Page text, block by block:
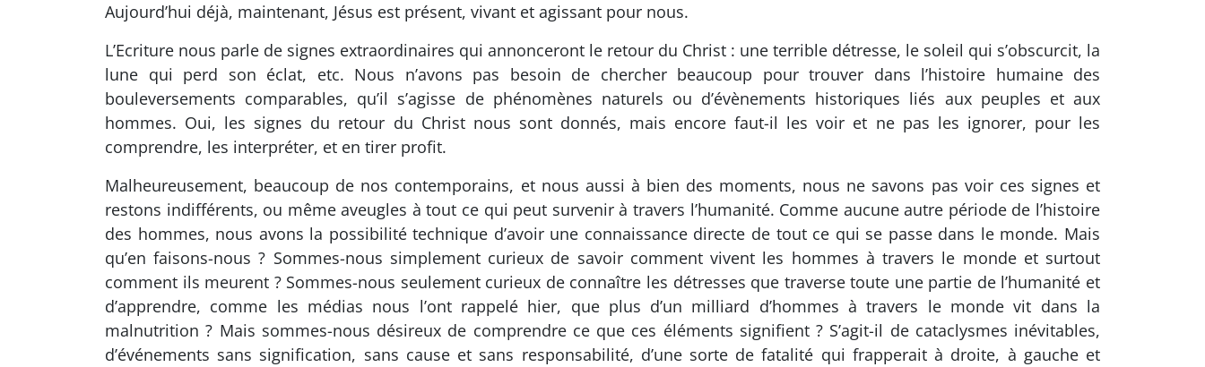
Aujourd’hui déjà, maintenant, Jésus est présent, vivant et agissant pour nous.
L’Ecriture nous parle de signes extraordinaires qui annonceront le retour du Christ : une terrible détresse, le soleil qui s’obscurcit, la
lune qui perd son éclat, etc. Nous n’avons pas besoin de chercher beaucoup pour trouver dans l’histoire humaine des
bouleversements comparables, qu’il s’agisse de phénomènes naturels ou d’évènements historiques liés aux peuples et aux
hommes. Oui, les signes du retour du Christ nous sont donnés, mais encore faut-il les voir et ne pas les ignorer, pour les
comprendre, les interpréter, et en tirer profit.
Malheureusement, beaucoup de nos contemporains, et nous aussi à bien des moments, nous ne savons pas voir ces signes et
restons indifférents, ou même aveugles à tout ce qui peut survenir à travers l’humanité. Comme aucune autre période de l’histoire
des hommes, nous avons la possibilité technique d’avoir une connaissance directe de tout ce qui se passe dans le monde. Mais
qu’en faisons-nous ? Sommes-nous simplement curieux de savoir comment vivent les hommes à travers le monde et surtout
comment ils meurent ? Sommes-nous seulement curieux de connaître les détresses que traverse toute une partie de l’humanité et
d’apprendre, comme les médias nous l’ont rappelé hier, que plus d’un milliard d’hommes à travers le monde vit dans la
malnutrition ? Mais sommes-nous désireux de comprendre ce que ces éléments signifient ? S’agit-il de cataclysmes inévitables,
d’événements sans signification, sans cause et sans responsabilité, d’une sorte de fatalité qui frapperait à droite, à gauche et